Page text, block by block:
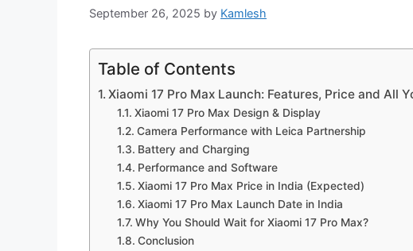
September 26, 2025 by Kamlesh
Table of Contents
Xiaomi 17 Pro Max Launch: Features, Price and All
Xiaomi 17 Pro Max Design & Display
Camera Performance with Leica Partnership
Battery and Charging
Performance and Software
Xiaomi 17 Pro Max Price in India (Expected)
Xiaomi 17 Pro Max Launch Date in India
Why You Should Wait for Xiaomi 17 Pro Max?
Conclusion